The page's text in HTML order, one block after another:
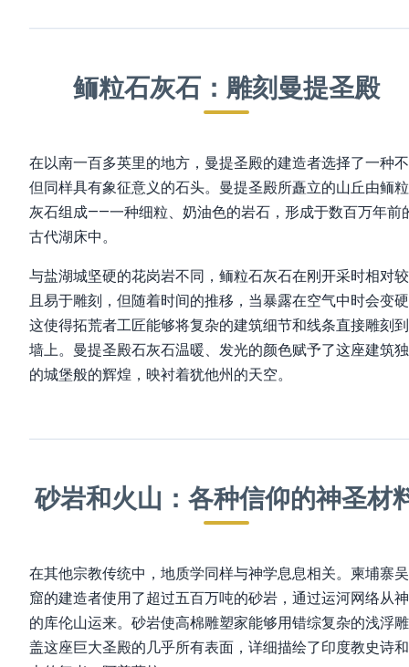
鲕粒石灰石：雕刻曼提圣殿
在以南一百多英里的地方，曼提圣殿的建造者选择了一种
但同样具有象征意义的石头。曼提圣殿所矗立的山丘由鲕
灰石组成——一种细粒、奶油色的岩石，形成于数百万年前
古代湖床中。
与盐湖城坚硬的花岗岩不同，鲕粒石灰石在刚开采时相对
且易于雕刻，但随着时间的推移，当暴露在空气中时会变
这使得拓荒者工匠能够将复杂的建筑细节和线条直接雕刻
墙上。曼提圣殿石灰石温暖、发光的颜色赋予了这座建筑
的城堡般的辉煌，映衬着犹他州的天空。
砂岩和火山：各种信仰的神圣材
在其他宗教传统中，地质学同样与神学息息相关。柬埔寨
窟的建造者使用了超过五百万吨的砂岩，通过运河网络从
的库伦山运来。砂岩使高棉雕塑家能够用错综复杂的浅浮
盖这座巨大圣殿的几乎所有表面，详细描绘了印度教史诗